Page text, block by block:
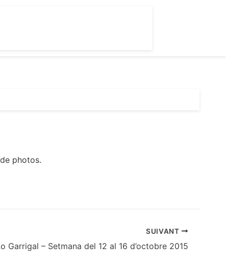
photos.
SUIVANT
Garrigal – Setmana del 12 al 16 d’octobre 2015